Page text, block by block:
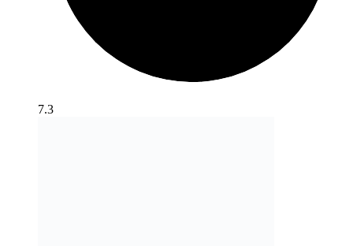
7.3